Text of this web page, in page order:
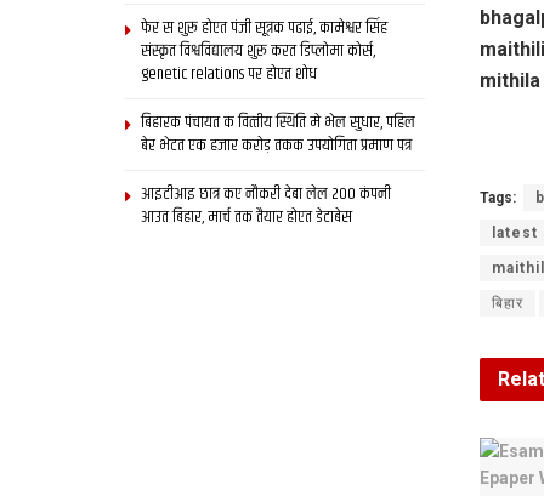
Tags:
latest
बिहार
फेर स शुरू होएत पंजी सूत्रक पढाई, कामेश्वर सिंह
संस्कृत विश्वविद्यालय शुरू करत डिप्लोमा कोर्स,
genetic relations पर होएत शोध
बिहारक पंचायत क वित्‍तीय स्थिति मे भेल सुधार, पहिल
बेर भेटत एक हजार करोड़ तकक उपयोगिता प्रमाण पत्र
आइटीआइ छात्र कए नौकरी देबा लेल 200 कंपनी
आउत बिहार, मार्च तक तैयार होएत डेटाबेस